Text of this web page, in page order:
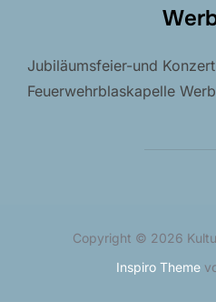
Jubiläumsfeier-und
Feuerwehrblaskapelle
Copyright © 2026
Inspiro Theme